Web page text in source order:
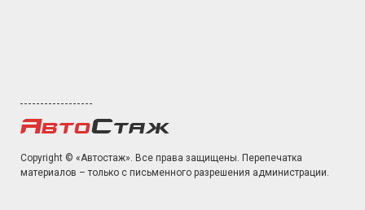
Copyright © «Автостаж». Все права защищены. Перепечатка
материалов – только с письменного разрешения администрации.